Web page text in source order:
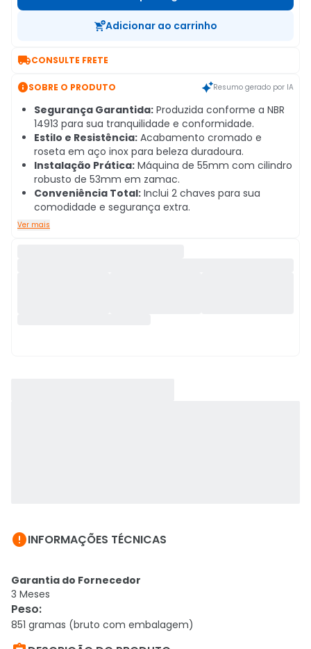
Adicionar ao carrinho
CONSULTE FRETE
SOBRE O PRODUTO Resumo gerado por IA
Segurança Garantida: Produzida conforme a NBR
14913 para sua tranquilidade e conformidade.
Estilo e Resistência: Acabamento cromado e
roseta em aço inox para beleza duradoura.
Instalação Prática: Máquina de 55mm com cilindro
robusto de 53mm em zamac.
Conveniência Total: Inclui 2 chaves para sua
comodidade e segurança extra.
Ver mais
INFORMAÇÕES TÉCNICAS
Garantia do Fornecedor
3 Meses
Peso:
851 gramas (bruto com embalagem)